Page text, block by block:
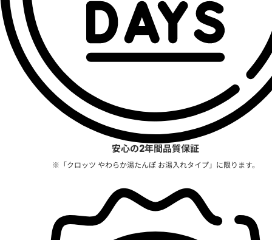
安心の2年間品質保証
※「クロッツ やわらか湯たんぽ お湯入れタイプ」に限ります。